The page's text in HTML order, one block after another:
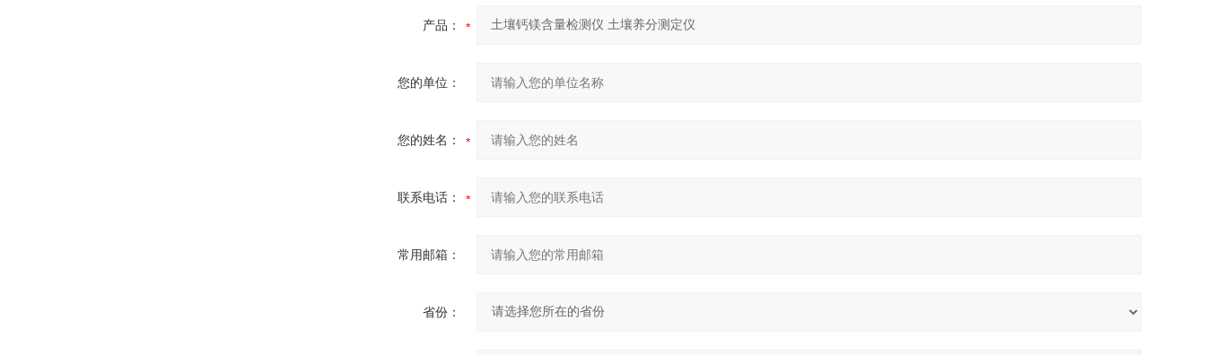
产品：
您的单位：
您的姓名：
联系电话：
常用邮箱：
省份：